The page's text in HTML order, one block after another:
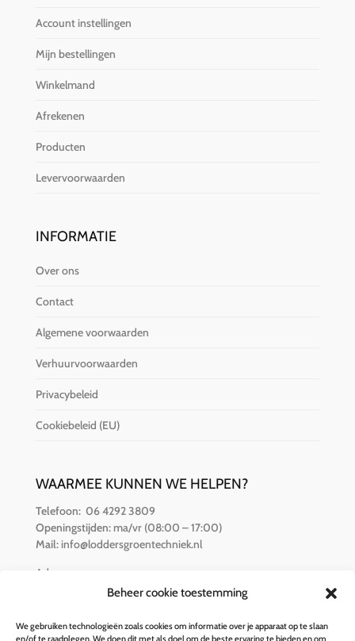
Beheer cookie toestemming
We gebruiken technologieën zoals cookies om informatie over je apparaat op te slaan
en/of te raadplegen. We doen dit met als doel om de beste ervaring te bieden en om
Account instellingen
Mijn bestellingen
Winkelmand
Afrekenen
Producten
Levervoorwaarden
INFORMATIE
Over ons
Contact
Algemene voorwaarden
Verhuurvoorwaarden
Privacybeleid
Cookiebeleid (EU)
WAARMEE KUNNEN WE HELPEN?
Telefoon: 06 4292 3809
Openingstijden:ma/vr (08:00 – 17:00)
Mail: info@loddersgroentechniek.nl
Adres:
Van der Hamlaan 16